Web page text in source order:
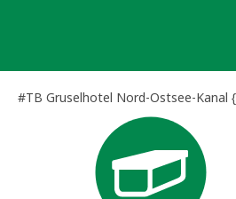
#TB Gruselhotel Nord-Ostsee-Kanal